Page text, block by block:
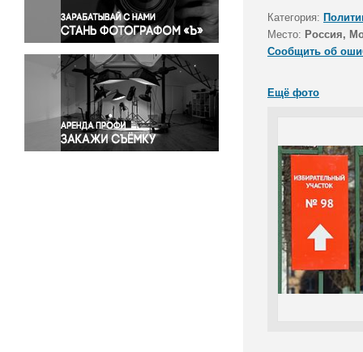
Происшествия и конфликты
Религия
Светская жизнь
Спорт
Экология
Экономика и бизнес
Категория:
Место: Россия,
Сообщить об
Ещё фото